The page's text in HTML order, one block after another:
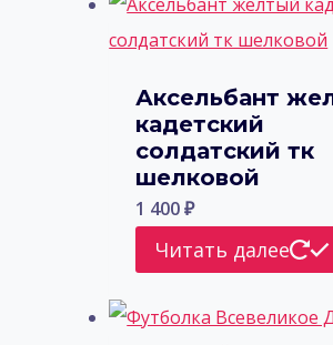
Аксельбант
кадетский
солдатский тк
шелковой
1 400₽
Читать далее